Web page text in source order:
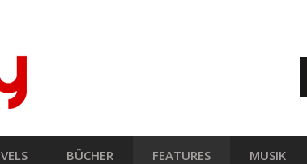
BÜCHER FEATURES MUSIK